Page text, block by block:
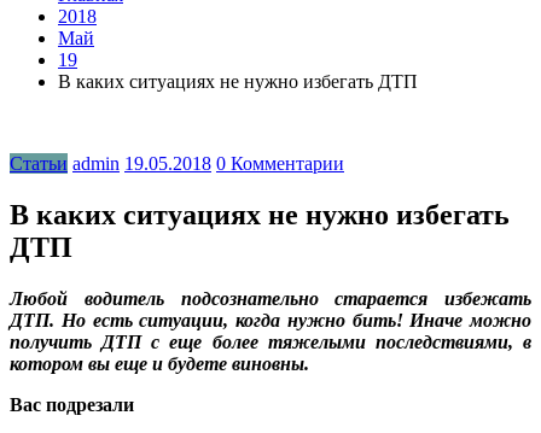
2018
Май
19
В каких ситуациях не нужно избегать ДТП
Статьи admin 19.05.2018 0 Комментарии
В каких ситуациях не нужно избегать
ДТП
Любой водитель подсознательно старается избежать
ДТП. Но есть ситуации, когда нужно бить! Иначе можно
получить ДТП с еще более тяжелыми последствиями, в
котором вы еще и будете виновны.
Вас подрезали